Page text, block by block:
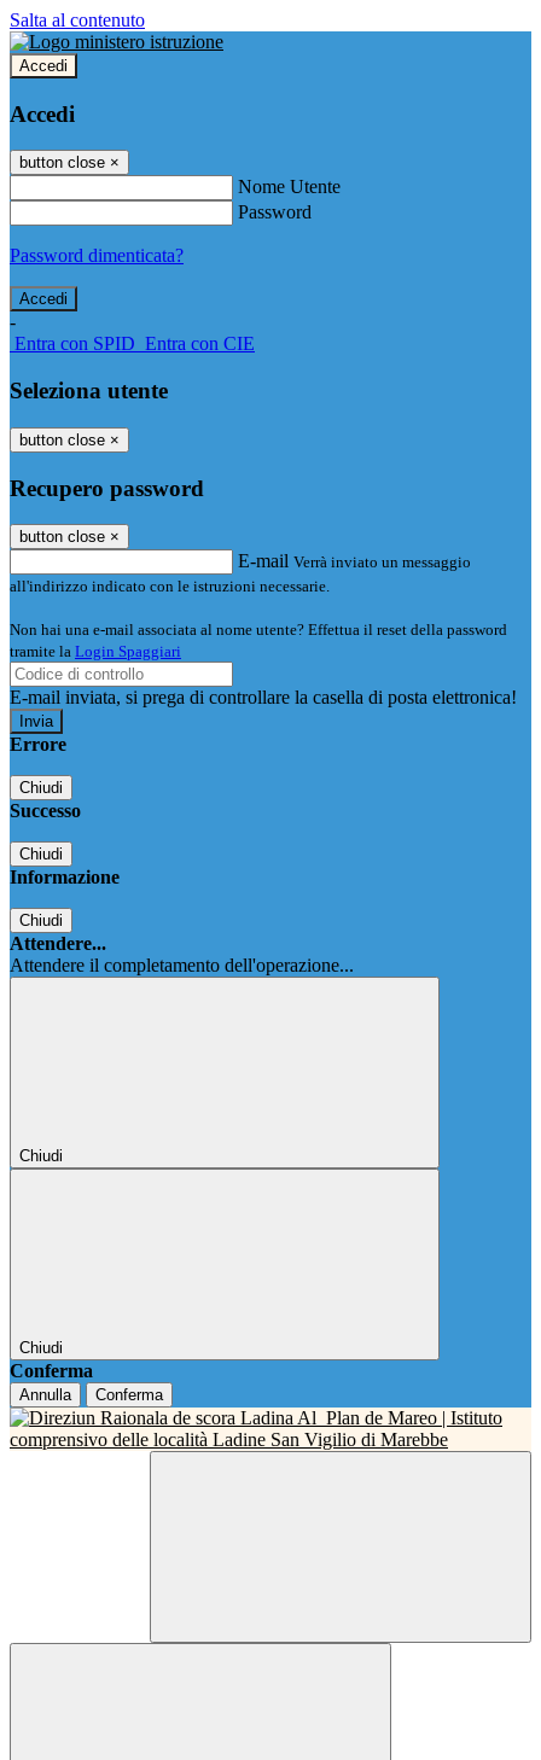
Salta al contenuto
Accedi
Accedi
button close ×
Nome Utente
Password
Password dimenticata?
-
Entra con SPID Entra con CIE
Seleziona utente
button close ×
Recupero password
button close ×
E-mail Verrà inviato un messaggio
all'indirizzo indicato con le istruzioni necessarie.
Non hai una e-mail associata al nome utente? Effettua il reset della password
tramite la Login Spaggiari
E-mail inviata, si prega di controllare la casella di posta elettronica!
Errore
Chiudi
Successo
Chiudi
Informazione
Chiudi
Attendere...
Attendere il completamento dell'operazione...
Chiudi
Chiudi
Conferma
Annulla Conferma